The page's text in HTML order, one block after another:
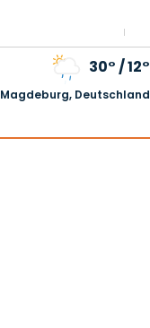
30°/12°
Magdeburg, Deutschland